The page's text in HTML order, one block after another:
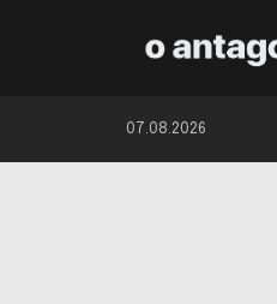
07.08.2026